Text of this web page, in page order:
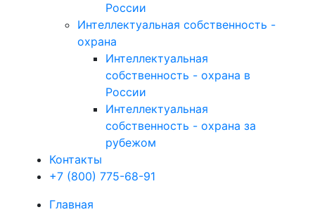
России
Интеллектуальная собственность -
охрана
Интеллектуальная
собственность - охрана в
России
Интеллектуальная
собственность - охрана за
рубежом
Контакты
+7 (800) 775-68-91
Главная